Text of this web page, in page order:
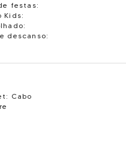
festas:
Kids:
descanso:
Cabo